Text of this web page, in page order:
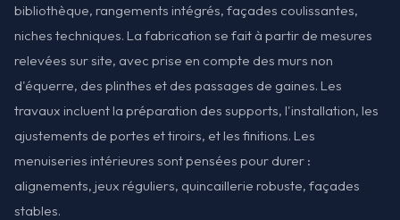
bibliothèque, rangements intégrés, façades coulissantes,
niches techniques. La fabrication se fait à partir de mesures
relevées sur site, avec prise en compte des murs non
d'équerre, des plinthes et des passages de gaines. Les
travaux incluent la préparation des supports, l'installation, les
ajustements de portes et tiroirs, et les finitions. Les
menuiseries intérieures sont pensées pour durer :
alignements, jeux réguliers, quincaillerie robuste, façades
stables.